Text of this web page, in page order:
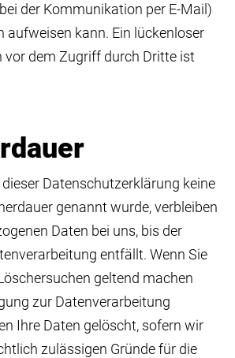
der Kommunikation per E-Mail)
aufweisen kann. Ein lückenloser
vor dem Zugriff durch Dritte ist
Datenschutzerklärung keine
genannt wurde, verbleiben
Daten bei uns, bis der
entfällt. Wenn Sie
geltend machen
zur Datenverarbeitung
Ihre Daten gelöscht, sofern wir
zulässigen Gründe für die